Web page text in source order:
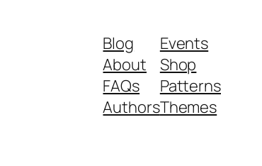
Blog
About
FAQs
Authors
Events
Shop
Patterns
Themes